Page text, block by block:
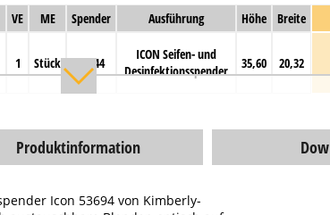
VE ME Spender Ausführung Höhe Breite
1 Stück 53944
ICON Seifen- und
Desinfektionsspender
35,60 20,32
Produktinformation
Icon 53694 von Kimberly-